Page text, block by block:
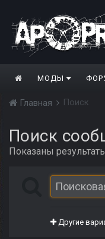
МОДЫ
Главная Поиск
Поиск
Показаны
Другие